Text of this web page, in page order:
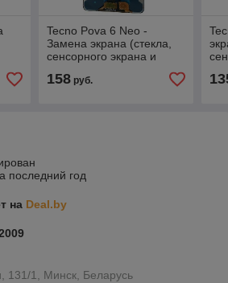
Tecno Pova 6 Neo -
Замена экрана (стекла,
сенсорного экрана и
158руб.
последний год
на Deal.by
131/1, Минск, Беларусь